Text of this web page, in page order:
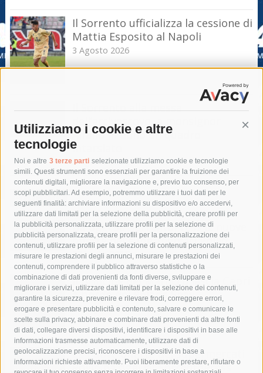
Utilizziamo i cookie e altre
tecnologie
Noi e altre 3 terze parti selezionate utilizziamo cookie e tecnologie
simili. Questi strumenti sono essenziali per garantire la fruizione dei
contenuti digitali, migliorare la navigazione e, previo tuo consenso, per
scopi pubblicitari. Ad esempio, potremmo utilizzare i tuoi dati per le
seguenti finalità: archiviare informazioni su dispositivo e/o accedervi,
utilizzare dati limitati per la selezione della pubblicità, creare profili per
la pubblicità personalizzata, utilizzare profili per la selezione di
pubblicità personalizzata, creare profili per la personalizzazione dei
contenuti, utilizzare profili per la selezione di contenuti personalizzati,
misurare le prestazioni degli annunci, misurare le prestazioni dei
contenuti, comprendere il pubblico attraverso statistiche o la
combinazione di dati provenienti da fonti diverse, sviluppare e
migliorare i servizi, utilizzare dati limitati per la selezione dei contenuti,
garantire la sicurezza, prevenire e rilevare frodi, correggere errori,
erogare e presentare pubblicità e contenuto, salvare e comunicare le
scelte sulla privacy, abbinare e combinare dati provenienti da altre fonti
di dati, collegare diversi dispositivi, identificare i dispositivi in base alle
informazioni trasmesse automaticamente, utilizzare dati di
geolocalizzazione precisi, riconoscere i dispositivi in base a
informazioni richieste attivamente. Puoi liberamente prestare, rifiutare o
Il Sorrento ufficializza la cessione di
Mattia Esposito al Napoli
3 Agosto 2026
Il Sorrento alla messa
dell’arcivescovo, a monsignor
Alfano in dono un quadro
intarsiato
3 Agosto 2026
Annunci
Da oggi su SorrentoPress le nuove
offerte dei supermercati Pollio
27 Luglio 2026
Il principe del Marocco lascia Capri
a bordo del Polaris Snav
15 Luglio 2026
Le nuove offerte dei supermercati
Pollio da oggi su SorrentoPress